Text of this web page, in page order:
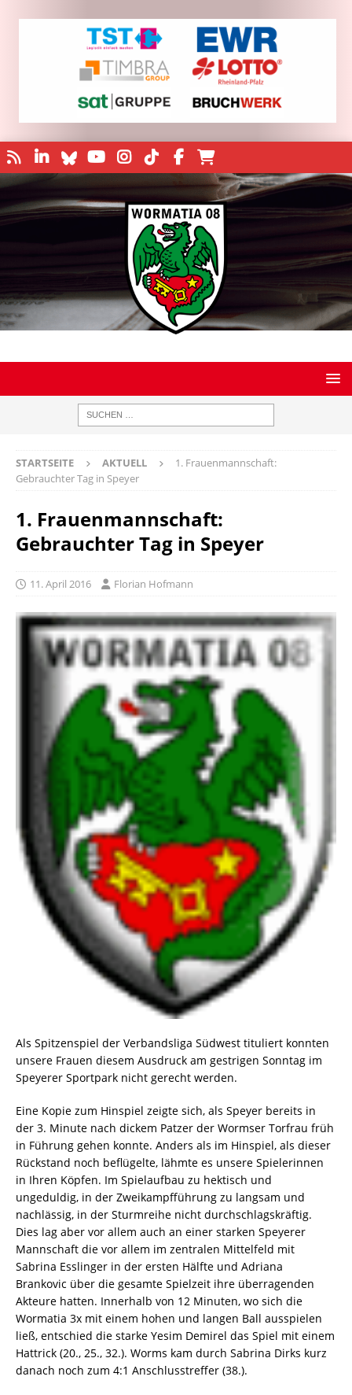
STARTSEITE AKTUELL
1. Frauenmannschaft:
Gebrauchter Tag in Speyer
1. Frauenmannschaft:
Gebrauchter Tag in Speyer
11. April 2016 Florian Hofmann
Als Spitzenspiel der Verbandsliga Südwest tituliert konnten
unsere Frauen diesem Ausdruck am gestrigen Sonntag im
Speyerer Sportpark nicht gerecht werden.
Eine Kopie zum Hinspiel zeigte sich, als Speyer bereits in
der 3. Minute nach dickem Patzer der Wormser Torfrau früh
in Führung gehen konnte. Anders als im Hinspiel, als dieser
Rückstand noch beflügelte, lähmte es unsere Spielerinnen
in Ihren Köpfen. Im Spielaufbau zu hektisch und
ungeduldig, in der Zweikampfführung zu langsam und
nachlässig, in der Sturmreihe nicht durchschlagskräftig.
Dies lag aber vor allem auch an einer starken Speyerer
Mannschaft die vor allem im zentralen Mittelfeld mit
Sabrina Esslinger in der ersten Hälfte und Adriana
Brankovic über die gesamte Spielzeit ihre überragenden
Akteure hatten. Innerhalb von 12 Minuten, wo sich die
Wormatia 3x mit einem hohen und langen Ball ausspielen
ließ, entschied die starke Yesim Demirel das Spiel mit einem
Hattrick (20., 25., 32.). Worms kam durch Sabrina Dirks kurz
danach noch zum 4:1 Anschlusstreffer (38.).